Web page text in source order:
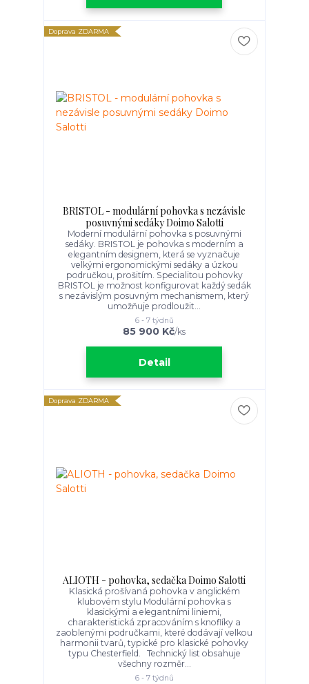
Doprava ZDARMA
BRISTOL - modulární pohovka s nezávisle
posuvnými sedáky Doimo Salotti
Moderní modulární pohovka s posuvnými
sedáky. BRISTOL je pohovka s moderním a
elegantním designem, která se vyznačuje
velkými ergonomickými sedáky a úzkou
područkou, prošitím. Specialitou pohovky
BRISTOL je možnost konfigurovat každý sedák
s nezávislým posuvným mechanismem, který
umožňuje prodloužit...
85 900 Kč/ks
6 - 7 týdnů
Detail
Doprava ZDARMA
ALIOTH - pohovka, sedačka Doimo Salotti
Klasická prošívaná pohovka v anglickém
klubovém stylu Modulární pohovka s
klasickými a elegantními liniemi,
charakteristická zpracováním s knoflíky a
zaoblenými područkami, které dodávají velkou
harmonii tvarů, typické pro klasické pohovky
typu Chesterfield. Technický list obsahuje
všechny rozměr...
6 - 7 týdnů